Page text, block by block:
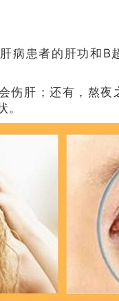
病患者的肝功和
肝；还有，熬